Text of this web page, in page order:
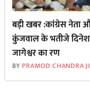
बड़ी खबर :कांग्रेस नेता
कुंजवाल के भतीजे
जागेश्वर का रण
BY PRAMOD CHANDRA